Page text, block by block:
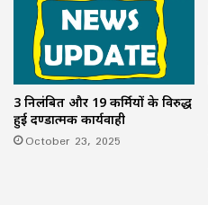
3 निलंबित और 19 कर्मियों के विरुद्ध
हुई दण्डात्मक कार्यवाही
October 23, 2025